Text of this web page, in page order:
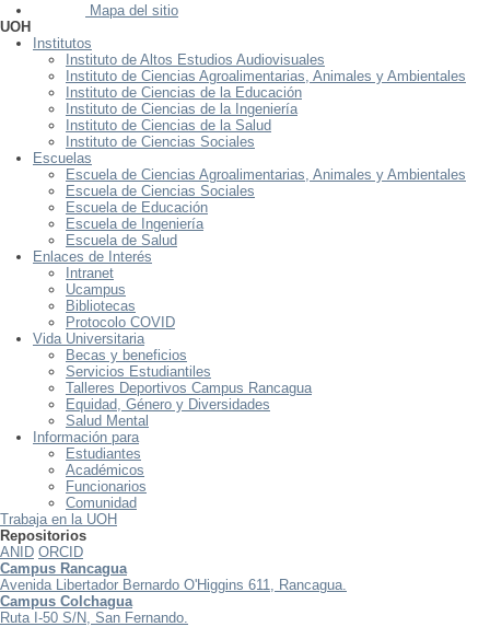
Mapa del sitio
UOH
Institutos
Instituto de Altos Estudios Audiovisuales
Instituto de Ciencias Agroalimentarias, Animales y Ambientales
Instituto de Ciencias de la Educación
Instituto de Ciencias de la Ingeniería
Instituto de Ciencias de la Salud
Instituto de Ciencias Sociales
Escuelas
Escuela de Ciencias Agroalimentarias, Animales y Ambientales
Escuela de Ciencias Sociales
Escuela de Educación
Escuela de Ingeniería
Escuela de Salud
Enlaces de Interés
Intranet
Ucampus
Bibliotecas
Protocolo COVID
Vida Universitaria
Becas y beneficios
Servicios Estudiantiles
Talleres Deportivos Campus Rancagua
Equidad, Género y Diversidades
Salud Mental
Información para
Estudiantes
Académicos
Funcionarios
Comunidad
Trabaja en la UOH
Repositorios
ANID ORCID
Campus Rancagua
Avenida Libertador Bernardo O'Higgins 611, Rancagua.
Campus Colchagua
Ruta I-50 S/N, San Fernando.